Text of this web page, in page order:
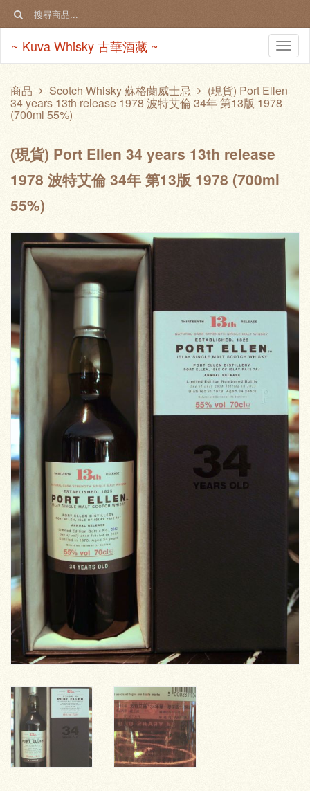
~ Kuva Whisky 古華酒藏 ~
商品 Scotch Whisky 蘇格蘭威士忌 (現貨) Port Ellen
34 years 13th release 1978 波特艾倫 34年 第13版 1978
(700ml 55%)
(現貨) Port Ellen 34 years 13th release
1978 波特艾倫 34年 第13版 1978 (700ml
55%)